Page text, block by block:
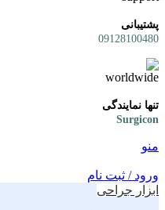
پشتیبانی
09128100480
تنها نمایندگی
Surgicon
منو
ورود / ثبت نام
ابزار جراحی